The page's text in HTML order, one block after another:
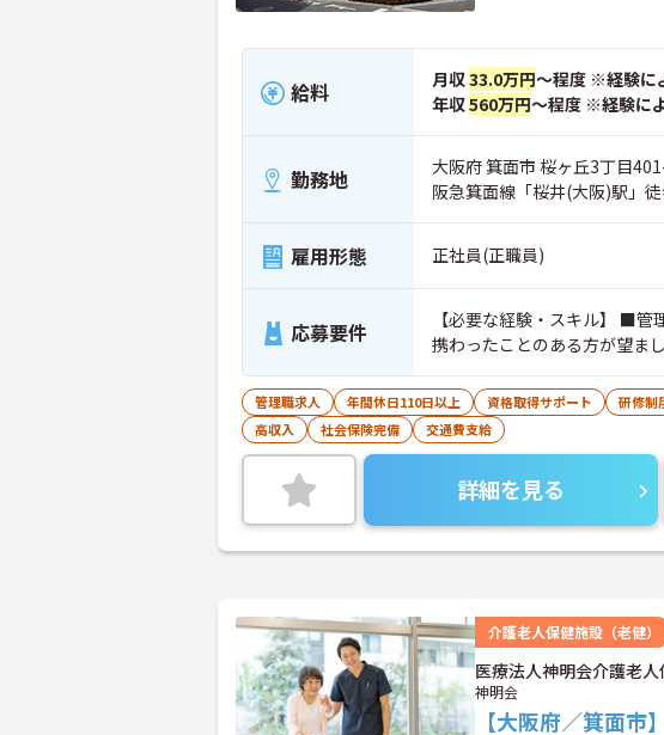
給料 月収33.0万円～程度 ※経験に
年収560万円～程度 ※経験に
勤務地
大阪府 箕面市 桜ヶ丘3丁目
阪急箕面線「桜井(大阪)駅」
雇用形態 正社員(正職員)
応募要件
【必要な経験・スキル】 ■
携わったことのある方が望ま
管理職求人 年間休日110日以上 資格取得サポート 研修制
高収入
社会保険完備 交通費支給
詳細を見る
介護老人保健施設（老健）
医療法人神明会介護老
神明会
【大阪府／箕面